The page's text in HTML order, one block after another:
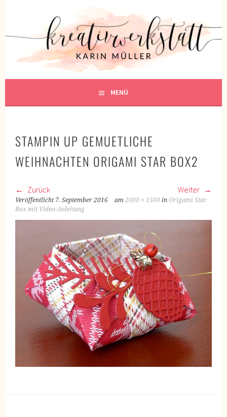
KREATIVWERKSTATT
KREATIV SEIN
MENÜ
STAMPIN UP GEMUETLICHE
WEIHNACHTEN ORIGAMI STAR BOX2
Zurück Weiter
Veröffentlicht 7. September 2016 am2000 × 1500 inOrigami Star
Box mit Video-Anleitung